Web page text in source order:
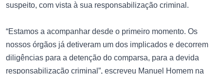
suspeito, com vista à sua responsabilização criminal.
“Estamos a acompanhar desde o primeiro momento. Os
nossos órgãos já detiveram um dos implicados e decorrem
diligências para a detenção do comparsa, para a devida
responsabilização criminal”, escreveu Manuel Homem na